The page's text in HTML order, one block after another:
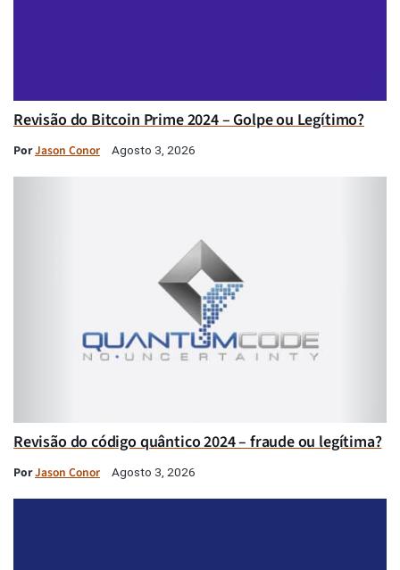
Revisão do Bitcoin Prime 2024 – Golpe ou Legítimo?
PorJason Conor Agosto 3, 2026
Revisão do código quântico 2024 – fraude ou legítima?
PorJason Conor Agosto 3, 2026